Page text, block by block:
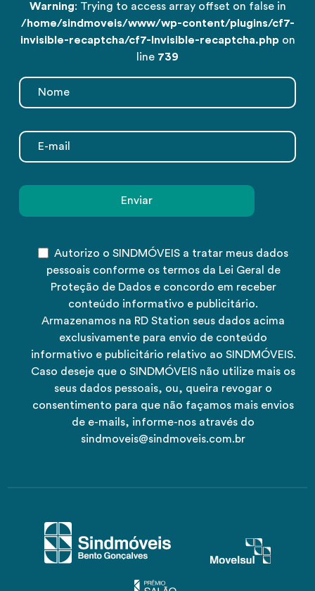
Warning: Trying to access array offset on false in
/home/sindmoveis/www/wp-content/plugins/cf7-
invisible-recaptcha/cf7-Invisible-recaptcha.php on
line 739
Autorizo o SINDMÓVEIS a tratar meus dados
pessoais conforme os termos da Lei Geral de
Proteção de Dados e concordo em receber
conteúdo informativo e publicitário.
Armazenamos na RD Station seus dados acima
exclusivamente para envio de conteúdo
informativo e publicitário relativo ao SINDMÓVEIS.
Caso deseje que o SINDMÓVEIS não utilize mais os
seus dados pessoais, ou, queira revogar o
consentimento para que não façamos mais envios
de e-mails, informe-nos através do
sindmoveis@sindmoveis.com.br